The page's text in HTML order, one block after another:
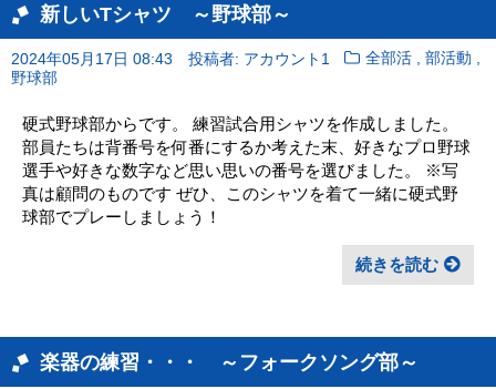
新しいTシャツ ～野球部～
2024年05月17日 08:43 投稿者: アカウント1 全部活 ,部活動 ,
野球部
硬式野球部からです。 練習試合用シャツを作成しました。
部員たちは背番号を何番にするか考えた末、好きなプロ野球
選手や好きな数字など思い思いの番号を選びました。 ※写
真は顧問のものです ぜひ、このシャツを着て一緒に硬式野
球部でプレーしましょう！
続きを読む
楽器の練習・・・ ～フォークソング部～